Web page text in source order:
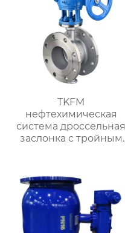
TKFM
нефтехимическая
система дроссельная
заслонка с тройным
нержавеющей стали
304 или 316